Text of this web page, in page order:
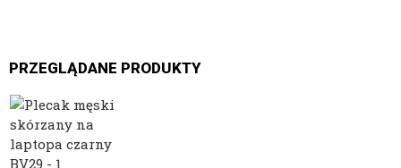
PRZEGLĄDANE PRODUKTY